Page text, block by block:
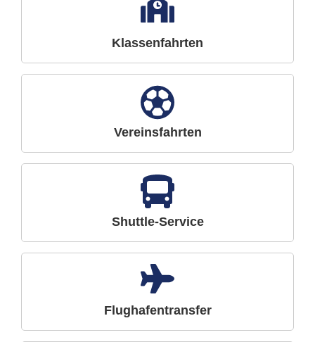
Klassenfahrten
Vereinsfahrten
Shuttle-Service
Flughafentransfer